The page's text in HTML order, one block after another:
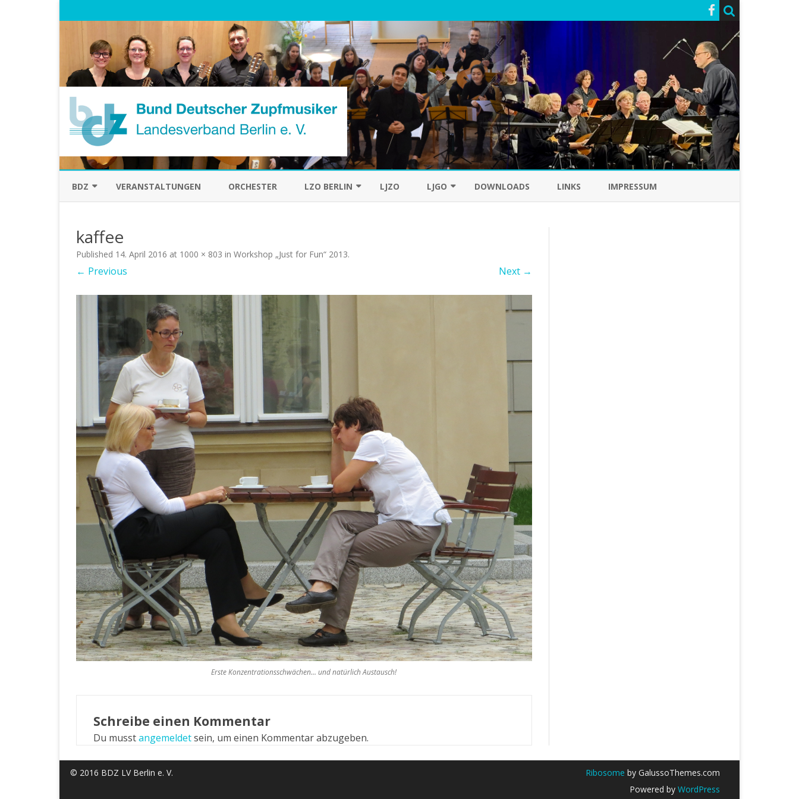
content
BDZ
VORSTAND
VERANSTALTUNGEN ORCHESTER LZO BERLIN LJZO LJGO DOWNLOADS LINKS IMPRESSUM
kaffee
Published 14. April 2016 at 1000 × 803 in Workshop „Just for Fun“ 2013.
← Previous Next →
Erste Konzentrationsschwächen… und natürlich Austausch!
Schreibe einen Kommentar
Du musstangemeldetsein, um einen Kommentar abzugeben.
© 2016 BDZ LV Berlin e. V. Ribosome by GalussoThemes.com
Powered by WordPress